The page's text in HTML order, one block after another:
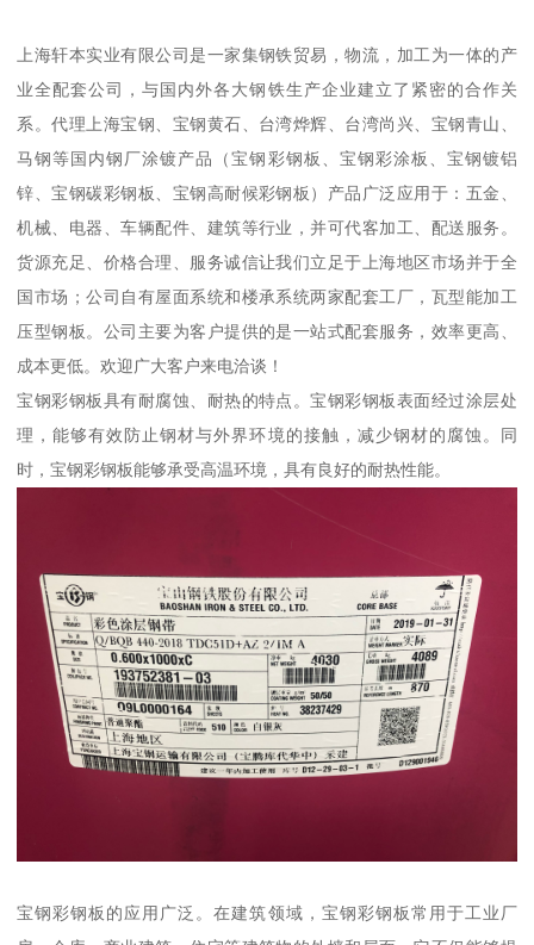
上海轩本实业有限公司是一家集钢铁贸易，物流，加工为一体的产
业全配套公司，与国内外各大钢铁生产企业建立了紧密的合作关
系。代理上海宝钢、宝钢黄石、台湾烨辉、台湾尚兴、宝钢青山、
马钢等国内钢厂涂镀产品（宝钢彩钢板、宝钢彩涂板、宝钢镀铝
锌、宝钢碳彩钢板、宝钢高耐候彩钢板）产品广泛应用于：五金、
机械、电器、车辆配件、建筑等行业，并可代客加工、配送服务。
货源充足、价格合理、服务诚信让我们立足于上海地区市场并于全
国市场；公司自有屋面系统和楼承系统两家配套工厂，瓦型能加工
压型钢板。公司主要为客户提供的是一站式配套服务，效率更高、
成本更低。欢迎广大客户来电洽谈！
宝钢彩钢板具有耐腐蚀、耐热的特点。宝钢彩钢板表面经过涂层处
理，能够有效防止钢材与外界环境的接触，减少钢材的腐蚀。同
时，宝钢彩钢板能够承受高温环境，具有良好的耐热性能。
宝钢彩钢板的应用广泛。在建筑领域，宝钢彩钢板常用于工业厂